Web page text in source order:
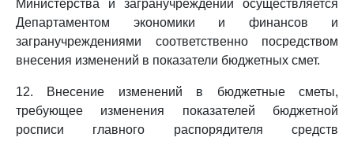
Министерства и загранучреждений осуществляется
Департаментом экономики и финансов и
загранучреждениями соответственно посредством
внесения изменений в показатели бюджетных смет.
12. Внесение изменений в бюджетные сметы,
требующее изменения показателей бюджетной
росписи главного распорядителя средств